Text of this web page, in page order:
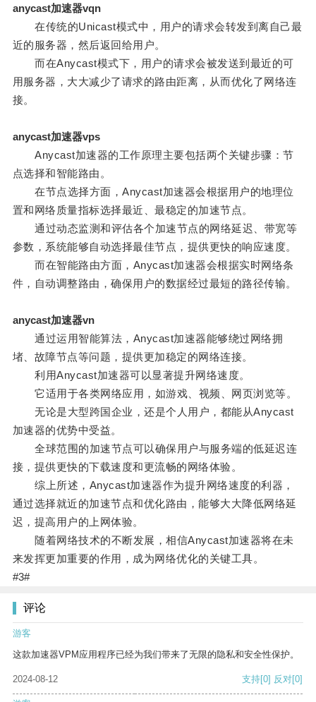
anycast加速器vqn
在传统的Unicast模式中，用户的请求会转发到离自己最
近的服务器，然后返回给用户。
而在Anycast模式下，用户的请求会被发送到最近的可
用服务器，大大减少了请求的路由距离，从而优化了网络连
接。
anycast加速器vps
Anycast加速器的工作原理主要包括两个关键步骤：节
点选择和智能路由。
在节点选择方面，Anycast加速器会根据用户的地理位
置和网络质量指标选择最近、最稳定的加速节点。
通过动态监测和评估各个加速节点的网络延迟、带宽等
参数，系统能够自动选择最佳节点，提供更快的响应速度。
而在智能路由方面，Anycast加速器会根据实时网络条
件，自动调整路由，确保用户的数据经过最短的路径传输。
anycast加速器vn
通过运用智能算法，Anycast加速器能够绕过网络拥
堵、故障节点等问题，提供更加稳定的网络连接。
利用Anycast加速器可以显著提升网络速度。
它适用于各类网络应用，如游戏、视频、网页浏览等。
无论是大型跨国企业，还是个人用户，都能从Anycast
加速器的优势中受益。
全球范围的加速节点可以确保用户与服务端的低延迟连
接，提供更快的下载速度和更流畅的网络体验。
综上所述，Anycast加速器作为提升网络速度的利器，
通过选择就近的加速节点和优化路由，能够大大降低网络延
迟，提高用户的上网体验。
随着网络技术的不断发展，相信Anycast加速器将在未
来发挥更加重要的作用，成为网络优化的关键工具。
#3#
评论
游客
这款加速器VPM应用程序已经为我们带来了无限的隐私和安全性保护。
2024-08-12 支持[0] 反对[0]